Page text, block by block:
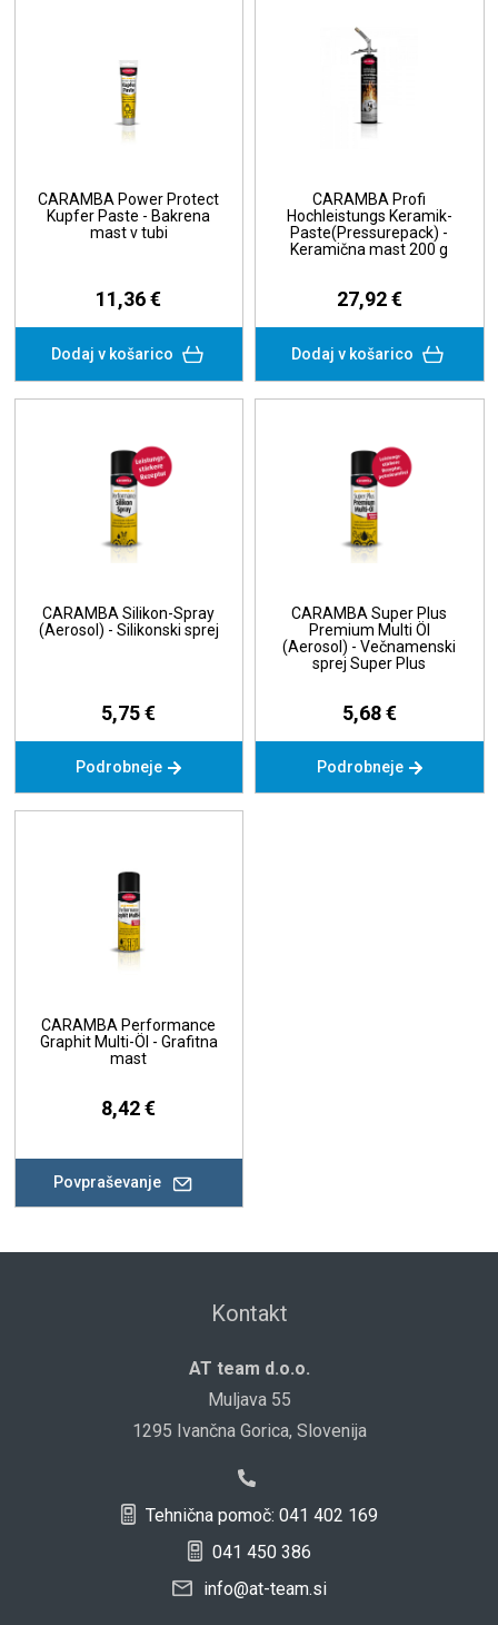
CARAMBA Power Protect
Kupfer Paste - Bakrena
mast v tubi
11,36 €
Dodaj v košarico
CARAMBA Profi
Hochleistungs Keramik-
Paste(Pressurepack) -
Keramična mast 200 g
27,92 €
Dodaj v košarico
CARAMBA Silikon-Spray
(Aerosol) - Silikonski sprej
5,75 €
Podrobneje
CARAMBA Super Plus
Premium Multi Öl
(Aerosol) - Večnamenski
sprej Super Plus
5,68 €
Podrobneje
CARAMBA Performance
Graphit Multi-Öl - Grafitna
mast
8,42 €
Povpraševanje
Kontakt
AT team d.o.o.
Muljava 55
1295 Ivančna Gorica, Slovenija
Tehnična pomoč: 041 402 169
041 450 386
info@at-team.si